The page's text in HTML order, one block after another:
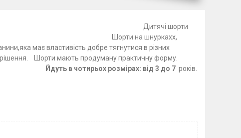
Дитячі шорти
на літо. Шорти на шнуркахх,
має властивість добре тягнутися в різних
мають продуману практичну форму.
Йдуть в чотирьох розмірах: від 3 до 7 років.